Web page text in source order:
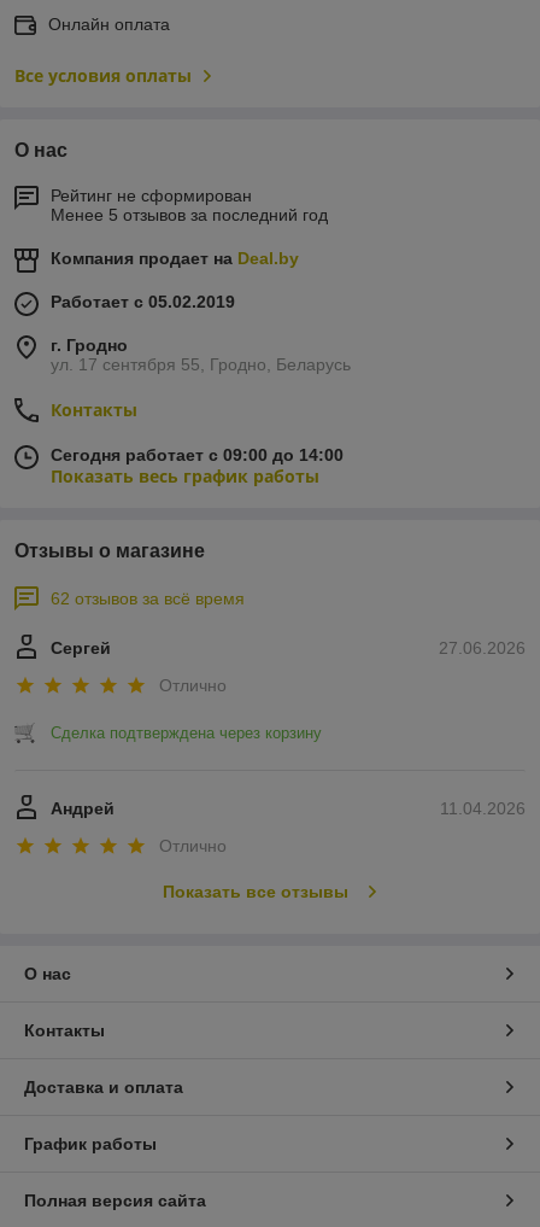
Онлайн оплата
Все условия оплаты
О нас
Рейтинг не сформирован
Менее 5 отзывов за последний год
Компания продает на Deal.by
Работает с 05.02.2019
г. Гродно
ул. 17 сентября 55, Гродно, Беларусь
Контакты
Сегодня работает с 09:00 до 14:00
Показать весь график работы
Отзывы о магазине
62 отзывов за всё время
27.06.2026
Сергей
Отлично
Сделка подтверждена через корзину
11.04.2026
Андрей
Отлично
Показать все отзывы
О нас
Контакты
Доставка и оплата
График работы
Полная версия сайта